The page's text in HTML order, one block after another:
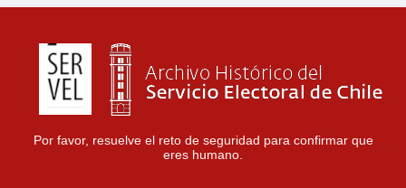
Por favor, resuelve el reto de seguridad para confirmar que
eres humano.